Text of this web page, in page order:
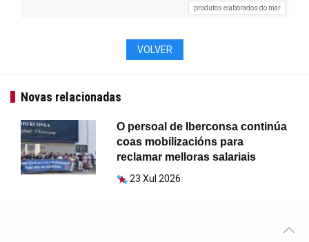
produtos elaborados do mar
VOLVER
Novas relacionadas
O persoal de Iberconsa continúa
coas mobilizacións para
reclamar melloras salariais
23 Xul 2026